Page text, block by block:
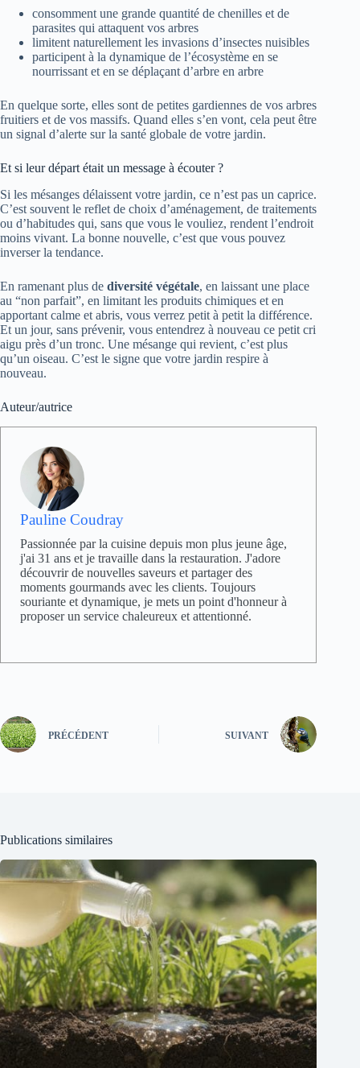
consomment une grande quantité de chenilles et de
parasites qui attaquent vos arbres
limitent naturellement les invasions d’insectes nuisibles
participent à la dynamique de l’écosystème en se
nourrissant et en se déplaçant d’arbre en arbre
En quelque sorte, elles sont de petites gardiennes de vos arbres
fruitiers et de vos massifs. Quand elles s’en vont, cela peut être
un signal d’alerte sur la santé globale de votre jardin.
Et si leur départ était un message à écouter ?
Si les mésanges délaissent votre jardin, ce n’est pas un caprice.
C’est souvent le reflet de choix d’aménagement, de traitements
ou d’habitudes qui, sans que vous le vouliez, rendent l’endroit
moins vivant. La bonne nouvelle, c’est que vous pouvez
inverser la tendance.
En ramenant plus de diversité végétale, en laissant une place
au “non parfait”, en limitant les produits chimiques et en
apportant calme et abris, vous verrez petit à petit la différence.
Et un jour, sans prévenir, vous entendrez à nouveau ce petit cri
aigu près d’un tronc. Une mésange qui revient, c’est plus
qu’un oiseau. C’est le signe que votre jardin respire à
nouveau.
Auteur/autrice
Pauline Coudray
Passionnée par la cuisine depuis mon plus jeune âge,
j'ai 31 ans et je travaille dans la restauration. J'adore
découvrir de nouvelles saveurs et partager des
moments gourmands avec les clients. Toujours
souriante et dynamique, je mets un point d'honneur à
proposer un service chaleureux et attentionné.
PRÉCÉDENT SUIVANT
Publications similaires